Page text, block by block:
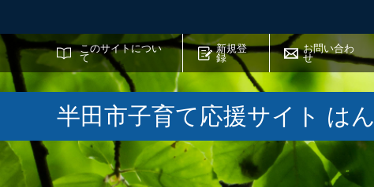
このサイトについ
て
新規登
録
お問い合わ
せ
サイト内検索
半田市子育て応援サイト は